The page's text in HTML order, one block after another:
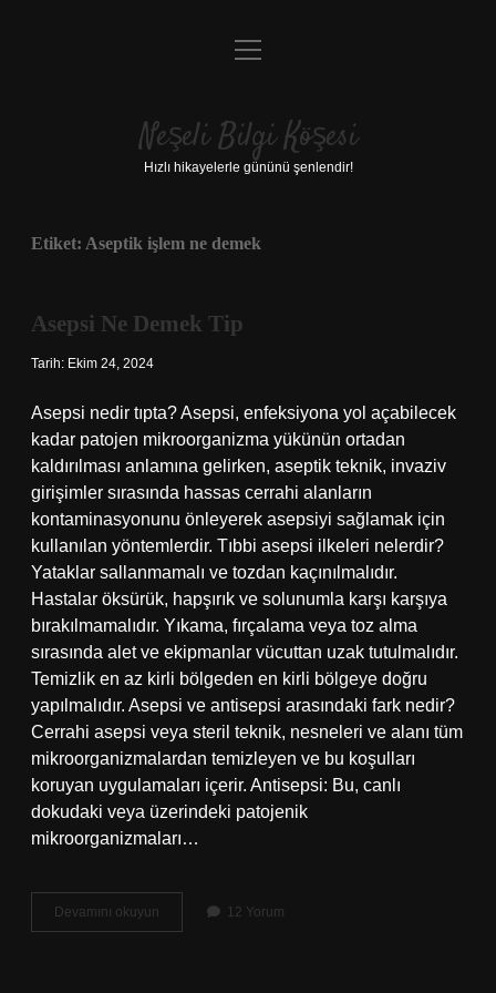
Anasayfa
Yasal Uyarı
menüyü
Neşeli Bilgi Köşesi
Hızlı hikayelerle gününü şenlendir!
Etiket: Aseptik işlem ne demek
Asepsi Ne Demek Tip
Tarih: Ekim 24, 2024
Asepsi nedir tıpta? Asepsi, enfeksiyona yol açabilecek
kadar patojen mikroorganizma yükünün ortadan
kaldırılması anlamına gelirken, aseptik teknik, invaziv
girişimler sırasında hassas cerrahi alanların
kontaminasyonunu önleyerek asepsiyi sağlamak için
kullanılan yöntemlerdir. Tıbbi asepsi ilkeleri nelerdir?
Yataklar sallanmamalı ve tozdan kaçınılmalıdır.
Hastalar öksürük, hapşırık ve solunumla karşı karşıya
bırakılmamalıdır. Yıkama, fırçalama veya toz alma
sırasında alet ve ekipmanlar vücuttan uzak tutulmalıdır.
Temizlik en az kirli bölgeden en kirli bölgeye doğru
yapılmalıdır. Asepsi ve antisepsi arasındaki fark nedir?
Cerrahi asepsi veya steril teknik, nesneleri ve alanı tüm
mikroorganizmalardan temizleyen ve bu koşulları
koruyan uygulamaları içerir. Antisepsi: Bu, canlı
dokudaki veya üzerindeki patojenik
mikroorganizmaları…
Devamını okuyun
Ne
12 Yorum